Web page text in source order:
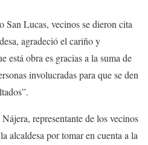
San Lucas, vecinos se dieron cita
agradeció el cariño y
está obra es gracias a la suma de
involucradas para que se den
representante de los vecinos
alcaldesa por tomar en cuenta a la